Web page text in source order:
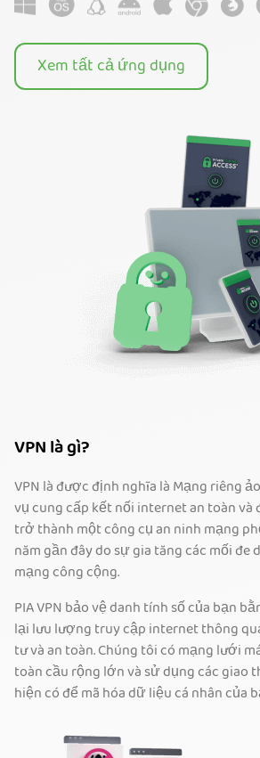
Xem tất cả ứng dụng
VPN là gì?
VPN là được định nghĩa là Mạng riêng
vụ cung cấp kết nối internet an toàn và
trở thành một công cụ an ninh mạng
năm gần đây do sự gia tăng các mối
mạng công cộng.
PIA VPN bảo vệ danh tính số của bạn
lại lưu lượng truy cập internet thông
tư và an toàn. Chúng tôi có mạng lưới
toàn cầu rộng lớn và sử dụng các giao
hiện có để mã hóa dữ liệu cá nhân của